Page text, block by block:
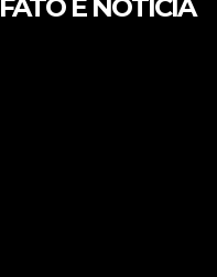
FATO E NOTÍCIA